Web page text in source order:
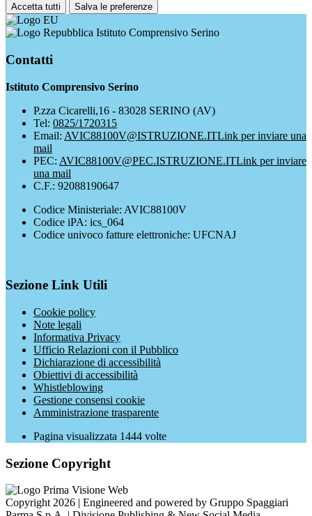
Accetta tutti Salva le preferenze
Istituto Comprensivo Serino
Contatti
Istituto Comprensivo Serino
P.zza Cicarelli,16 - 83028 SERINO (AV)
Tel: 0825/1720315
Email: AVIC88100V@ISTRUZIONE.ITLink per inviare una
mail
PEC: AVIC88100V@PEC.ISTRUZIONE.ITLink per inviare
una mail
C.F.: 92088190647
Codice Ministeriale: AVIC88100V
Codice iPA: ics_064
Codice univoco fatture elettroniche: UFCNAJ
Sezione Link Utili
Cookie policy
Note legali
Informativa Privacy
Ufficio Relazioni con il Pubblico
Dichiarazione di accessibilità
Obiettivi di accessibilità
Whistleblowing
Gestione consensi cookie
Amministrazione trasparente
Pagina visualizzata 1444 volte
Sezione Copyright
Copyright 2026 | Engineered and powered by Gruppo Spaggiari